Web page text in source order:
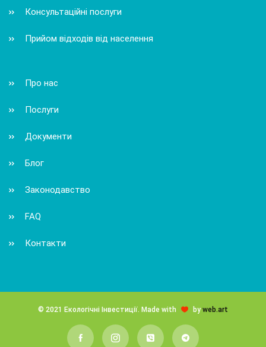
Консультаційні послуги
Прийом відходів від населення
Про нас
Послуги
Документи
Блог
Законодавство
FAQ
Контакти
© 2021 Екологічні Інвестиції. Made with by web.art